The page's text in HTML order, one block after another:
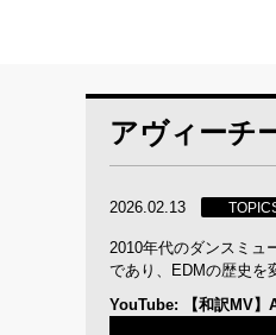
アヴィーチ
2026.02.13
2010年代のダンスミュ
であり、EDMの歴史を
YouTube: 【和訳MV】